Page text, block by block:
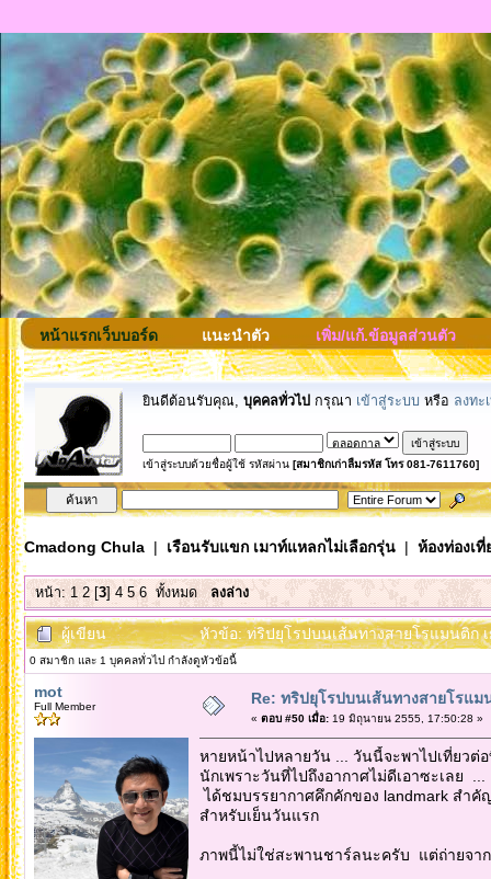
หน้าแรกเว็บบอร์ด แนะนำตัว เพิ่ม/แก้.ข้อมูลส่วนตัว
ยินดีต้อนรับคุณ, บุคคลทั่วไป กรุณา เข้าสู่ระบบ หรือ ลงทะ
เข้าสู่ระบบด้วยชื่อผู้ใช้ รหัสผ่าน [สมาชิกเก่าลืมรหัส โทร 081-7611760]
Cmadong Chula| เรือนรับแขก เมาท์แหลกไม่เลือกรุ่น| ห้องท่องเ
หน้า:1 2[3]4 5 6 ทั้งหมด ลงล่าง
ผู้เขียน หัวข้อ: ทริปยุโรปบนเส้นทางสายโรแมนติก
0 สมาชิก และ 1 บุคคลทั่วไป กำลังดูหัวข้อนี้
mot
Full Member Re: ทริปยุโรปบนเส้นทางสายโรแม
« ตอบ #50 เมื่อ:19 มิถุนายน 2555, 17:50:28 »
หายหน้าไปหลายวัน ... วันนี้จะพาไปเที่ยวต่
นักเพราะวันที่ไปถึงอากาศไม่ดีเอาซะเลย
ได้ชมบรรยากาศคึกคักของ landmark สำคั
สำหรับเย็นวันแรก
ภาพนี้ไม่ใช่สะพานชาร์ลนะครับ แต่ถ่ายจา